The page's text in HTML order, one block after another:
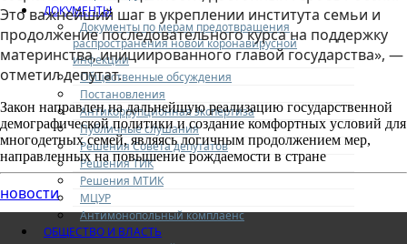
ДОКУМЕНТЫ
Документы по мерам предотвращения
распространения новой коронавирусной
инфекции
Общественные обсуждения
Постановления
Антикоррупционная экспертиза
Публичные слушания
Решения Совета депутатов
Решения ТИК
Решения МТИК
МЦУР
Антимонопольный комплаенс
ОБЩЕСТВО И ВЛАСТЬ
Это важнейший шаг в укреплении института семьи и
продолжение последовательного курса на поддержку
материнства, инициированного главой государства», —
отметил депутат.
Закон направлен на дальнейшую реализацию государственной
демографической политики и создание комфортных условий для
многодетных семей, являясь логичным продолжением мер,
направленных на повышение рождаемости в стране
новости